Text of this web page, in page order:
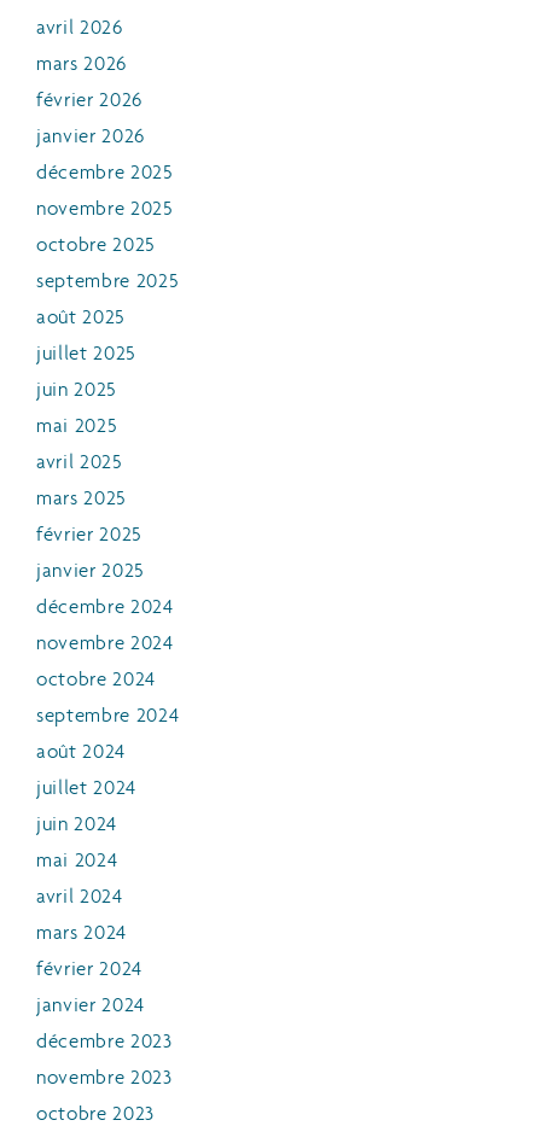
avril 2026
mars 2026
février 2026
janvier 2026
décembre 2025
novembre 2025
octobre 2025
septembre 2025
août 2025
juillet 2025
juin 2025
mai 2025
avril 2025
mars 2025
février 2025
janvier 2025
décembre 2024
novembre 2024
octobre 2024
septembre 2024
août 2024
juillet 2024
juin 2024
mai 2024
avril 2024
mars 2024
février 2024
janvier 2024
décembre 2023
novembre 2023
octobre 2023